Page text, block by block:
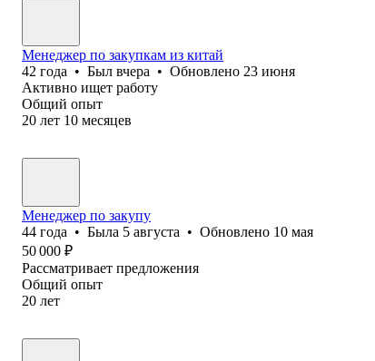
Менеджер по закупкам из китай
42 года • Был вчера • Обновлено 23 июня
Активно ищет работу
Общий опыт
20 лет 10 месяцев
Менеджер по закупу
44 года • Была 5 августа • Обновлено 10 мая
50 000 ₽
Рассматривает предложения
Общий опыт
20 лет